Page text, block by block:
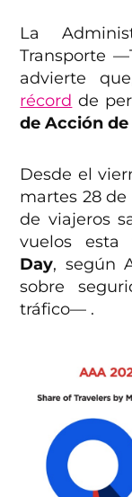
La
Transporte
advierte
récord de
de Acción de
Desde el
martes 28
de viajeros
vuelos esta
Day, según
sobre
tráfico— .